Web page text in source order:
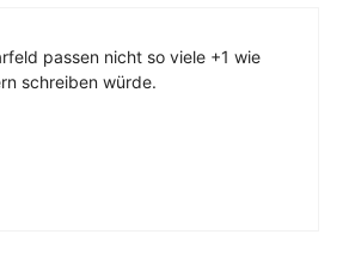
passen nicht so viele +1 wie
schreiben würde.